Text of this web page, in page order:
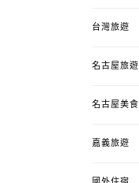
台灣旅遊
名古屋旅遊
名古屋美食
嘉義旅遊